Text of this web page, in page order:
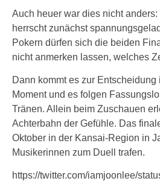
Auch heuer war dies nicht
herrscht zunächst
Pokern dürfen sich die beiden
nicht anmerken lassen, welches
Dann kommt es zur
Moment und es folgen
Tränen. Allein beim Zuschauen
Achterbahn der Gefühle. Das
Oktober in der Kansai-Region in
Musikerinnen zum Duell trafen.
https://twitter.com/iamjoonlee/